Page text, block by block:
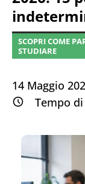
SCOPRI COME
STUDIARE
14 Maggio
Tempo